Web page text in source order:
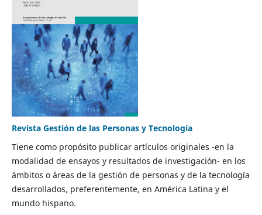
Revista Gestión de las Personas y Tecnología
Tiene como propósito publicar artículos originales -en la
modalidad de ensayos y resultados de investigación- en los
ámbitos o áreas de la gestión de personas y de la tecnología
desarrollados, preferentemente, en América Latina y el
mundo hispano.